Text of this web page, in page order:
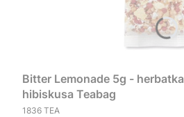
Bitter Lemonade 5g -
hibiskusa Teabag
PRODUCENT
1836 TEA